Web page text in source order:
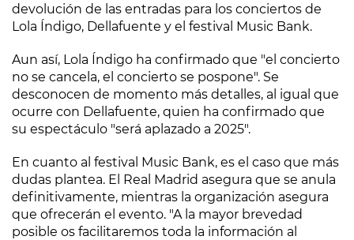
devolución de las entradas para los conciertos de
Lola Índigo, Dellafuente y el festival Music Bank.
Aun así, Lola Índigo ha confirmado que "el concierto
no se cancela, el concierto se pospone". Se
desconocen de momento más detalles, al igual que
ocurre con Dellafuente, quien ha confirmado que
su espectáculo "será aplazado a 2025".
En cuanto al festival Music Bank, es el caso que más
dudas plantea. El Real Madrid asegura que se anula
definitivamente, mientras la organización asegura
que ofrecerán el evento. "A la mayor brevedad
posible os facilitaremos toda la información al